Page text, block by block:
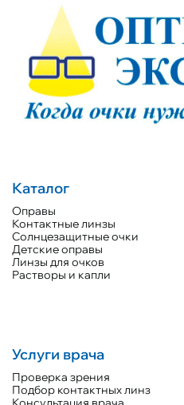
Каталог
Оправы
Контактные линзы
Солнцезащитные очки
Детские оправы
Линзы для очков
Растворы и капли
Услуги врача
Проверка зрения
Подбор контактных линз